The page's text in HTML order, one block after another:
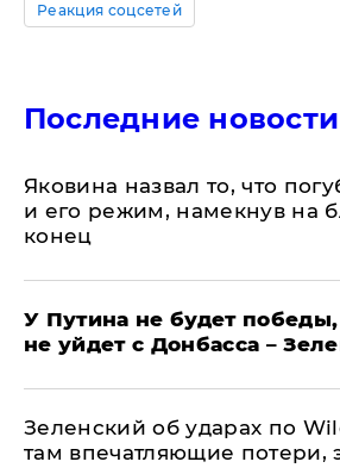
Реакция соцсетей
Последние новости
Яковина назвал то, что
и его режим, намекнув на
конец
У Путина не будет
не уйдет с Донбасса –
Зеленский об ударах по
там впечатляющие потери,